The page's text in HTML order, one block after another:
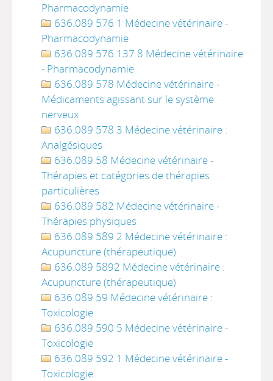
Pharmacodynamie
636.089 576 1 Médecine vétérinaire -
Pharmacodynamie
636.089 576 137 8 Médecine vétérinaire
- Pharmacodynamie
636.089 578 Médecine vétérinaire -
Médicaments agissant sur le système
nerveux
636.089 578 3 Médecine vétérinaire :
Analgésiques
636.089 58 Médecine vétérinaire -
Thérapies et catégories de thérapies
particulières
636.089 582 Médecine vétérinaire -
Thérapies physiques
636.089 589 2 Médecine vétérinaire :
Acupuncture (thérapeutique)
636.089 5892 Médecine vétérinaire :
Acupuncture (thérapeutique)
636.089 59 Médecine vétérinaire :
Toxicologie
636.089 590 5 Médecine vétérinaire -
Toxicologie
636.089 592 1 Médecine vétérinaire -
Toxicologie